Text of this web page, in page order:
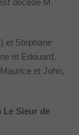
et Stephane
et Edouard,
et John,
Le Sieur de